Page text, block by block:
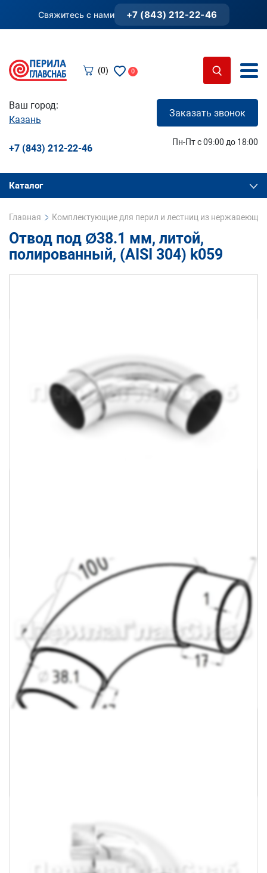
Свяжитесь с нами +7 (843) 212-22-46
(0) 0
Ваш город:
Казань
Заказать звонок
+7 (843) 212-22-46
Пн-Пт с 09:00 до 18:00
Каталог
Главная Комплектующие для перил и лестниц из
Отвод под Ø38.1 мм, литой,
полированный, (AISI 304) k059